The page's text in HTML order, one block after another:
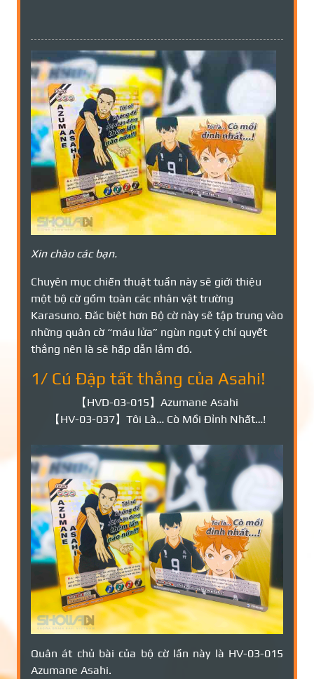
Xin chào các bạn.
Chuyên mục chiến thuật tuần này sẽ giới thiệu
một bộ cờ gồm toàn các nhân vật trường
Karasuno. Đăc biệt hơn Bộ cờ này sẽ tập trung vào
những quân cờ “máu lửa” ngùn ngụt ý chí quyết
thắng nên là sẽ hấp dẫn lắm đó.
1/ Cú Đập tất thắng của Asahi!
【HVD-03-015】Azumane Asahi
【HV-03-037】Tôi Là… Cò Mồi Đỉnh Nhất…!
Quân át chủ bài của bộ cờ lần này là HV-03-015
Azumane Asahi.